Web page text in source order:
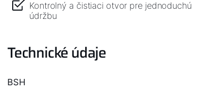
Kontrolný a čistiaci otvor pre jednoduchú
údržbu
Technické údaje
BSH